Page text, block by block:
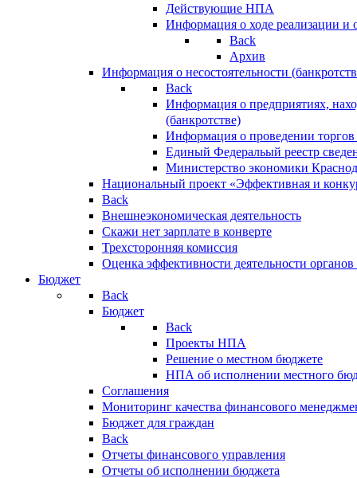
Действующие НПА
Информация о ходе реализации
Back
Архив
Информация о несостоятельности
Back
Информация о предприятиях,
(банкротстве)
Информация о проведении
Единый Федеральый реестр
Министерство экономики
Национальный проект «Эффективная и
Back
Внешнеэкономическая деятельность
Скажи нет зарплате в конверте
Трехсторонняя комиссия
Оценка эффективности деятельности
Бюджет
Back
Бюджет
Back
Проекты НПА
Решение о местном бюджете
НПА об исполнении местного
Соглашения
Мониторинг качества финансового
Бюджет для граждан
Back
Отчеты финансового управления
Отчеты об исполнении бюджета